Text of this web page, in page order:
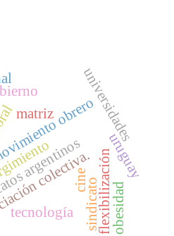
argentinos
colectiva.flexibilización
obrerouniversidades
tecnología
cine
matriz
sindicato
uruguay
obesidad